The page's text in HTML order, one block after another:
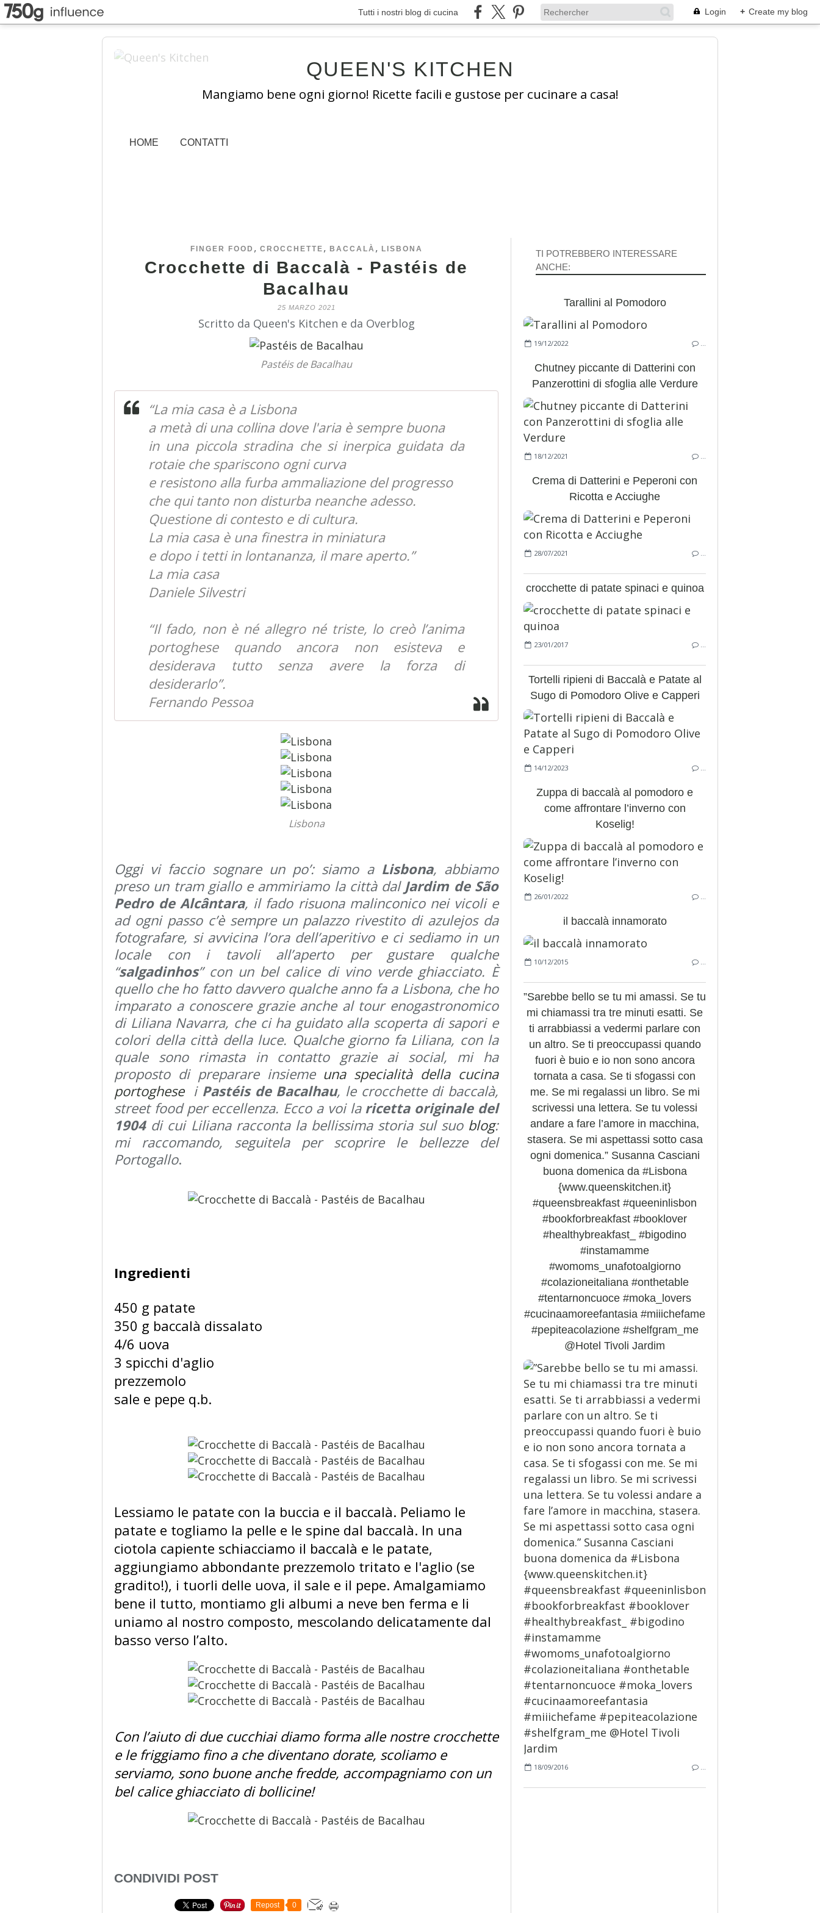
Tutti i nostri blog di cucina Login + Create my blog
QUEEN'S KITCHEN
Mangiamo bene ogni giorno! Ricette facili e gustose per cucinare a casa!
HOME CONTATTI
FINGER FOOD , CROCCHETTE , BACCALÀ , LISBONA
Crocchette di Baccalà - Pastéis de
Bacalhau
25 MARZO 2021
Scritto da Queen's Kitchen e da Overblog
Pastéis de Bacalhau
“La mia casa è a Lisbona
a metà di una collina dove l'aria è sempre buona
in una piccola stradina che si inerpica guidata da
rotaie che spariscono ogni curva
e resistono alla furba ammaliazione del progresso
che qui tanto non disturba neanche adesso.
Questione di contesto e di cultura.
La mia casa è una finestra in miniatura
e dopo i tetti in lontananza, il mare aperto.”
La mia casa
Daniele Silvestri
“Il fado, non è né allegro né triste, lo creò l’anima
portoghese quando ancora non esisteva e
desiderava tutto senza avere la forza di
desiderarlo”.
Fernando Pessoa
Lisbona
Oggi vi faccio sognare un po’: siamo a Lisbona, abbiamo
preso un tram giallo e ammiriamo la città dal Jardim de São
Pedro de Alcântara, il fado risuona malinconico nei vicoli e
ad ogni passo c’è sempre un palazzo rivestito di azulejos da
fotografare, si avvicina l’ora dell’aperitivo e ci sediamo in un
locale con i tavoli all’aperto per gustare qualche
“salgadinhos” con un bel calice di vino verde ghiacciato. È
quello che ho fatto davvero qualche anno fa a Lisbona, che ho
imparato a conoscere grazie anche al tour enogastronomico
di Liliana Navarra, che ci ha guidato alla scoperta di sapori e
colori della città della luce. Qualche giorno fa Liliana, con la
quale sono rimasta in contatto grazie ai social, mi ha
proposto di preparare insieme una specialità della cucina
portoghese i Pastéis de Bacalhau, le crocchette di baccalà,
street food per eccellenza. Ecco a voi la ricetta originale del
1904di cui Liliana racconta la bellissima storia sul suo blog:
mi raccomando, seguitela per scoprire le bellezze del
Portogallo.
Ingredienti
450 g patate
350 g baccalà dissalato
4/6 uova
3 spicchi d'aglio
prezzemolo
sale e pepe q.b.
Lessiamo le patate con la buccia e il baccalà. Peliamo le
patate e togliamo la pelle e le spine dal baccalà. In una
ciotola capiente schiacciamo il baccalà e le patate,
aggiungiamo abbondante prezzemolo tritato e l'aglio (se
gradito!), i tuorli delle uova, il sale e il pepe. Amalgamiamo
bene il tutto, montiamo gli albumi a neve ben ferma e li
uniamo al nostro composto, mescolando delicatamente dal
basso verso l’alto.
Con l’aiuto di due cucchiai diamo forma alle nostre crocchette
e le friggiamo fino a che diventano dorate, scoliamo e
serviamo, sono buone anche fredde, accompagniamo con un
bel calice ghiacciato di bollicine!
CONDIVIDI POST
Repost 0
TI POTREBBERO INTERESSARE
ANCHE:
Tarallini al Pomodoro
19/12/2022
Chutney piccante di Datterini con
Panzerottini di sfoglia alle Verdure
18/12/2021
Crema di Datterini e Peperoni con
Ricotta e Acciughe
28/07/2021
crocchette di patate spinaci e quinoa
23/01/2017
Tortelli ripieni di Baccalà e Patate al
Sugo di Pomodoro Olive e Capperi
14/12/2023
Zuppa di baccalà al pomodoro e
come affrontare l’inverno con
Koselig!
26/01/2022
il baccalà innamorato
10/12/2015
”Sarebbe bello se tu mi amassi. Se tu
mi chiamassi tra tre minuti esatti. Se
ti arrabbiassi a vedermi parlare con
un altro. Se ti preoccupassi quando
fuori è buio e io non sono ancora
tornata a casa. Se ti sfogassi con
me. Se mi regalassi un libro. Se mi
scrivessi una lettera. Se tu volessi
andare a fare l’amore in macchina,
stasera. Se mi aspettassi sotto casa
ogni domenica.” Susanna Casciani
buona domenica da #Lisbona
{www.queenskitchen.it}
#queensbreakfast #queeninlisbon
#bookforbreakfast #booklover
#healthybreakfast_ #bigodino
#instamamme
#womoms_unafotoalgiorno
#colazioneitaliana #onthetable
#tentarnoncuoce #moka_lovers
#cucinaamoreefantasia #miiichefame
#pepiteacolazione #shelfgram_me
@Hotel Tivoli Jardim
18/09/2016